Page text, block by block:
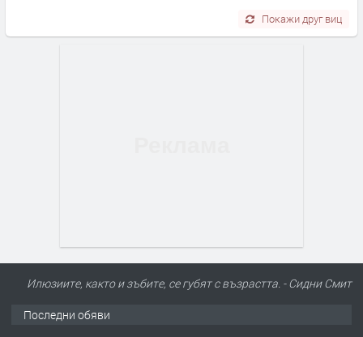
Покажи друг виц
Илюзиите, както и зъбите, се губят с възрастта. - Сидни Смит
Последни обяви